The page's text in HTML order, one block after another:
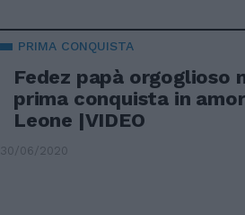
PRIMA CONQUISTA
Fedez papà orgoglioso
prima conquista in
Leone |VIDEO
30/06/2020